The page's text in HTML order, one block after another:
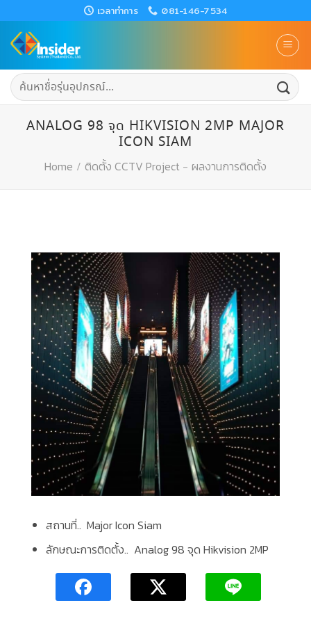
to
content
เวลาทำการ 081-146-7534
ค้นหา:
ANALOG 98 จุด HIKVISION 2MP MAJOR
ICON SIAM
Home / ติดตั้ง CCTV Project - ผลงานการติดตั้ง
สถานที่.. Major Icon Siam
ลักษณะการติดตั้ง.. Analog 98 จุด Hikvision 2MP